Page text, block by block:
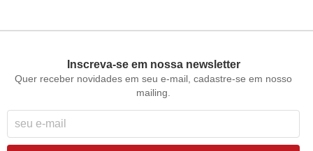
Inscreva-se em nossa newsletter
Quer receber novidades em seu e-mail, cadastre-se em nosso
mailing.